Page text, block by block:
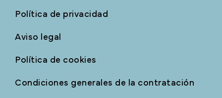
Política de privacidad
Aviso legal
Política de cookies
Condiciones generales de la contratación